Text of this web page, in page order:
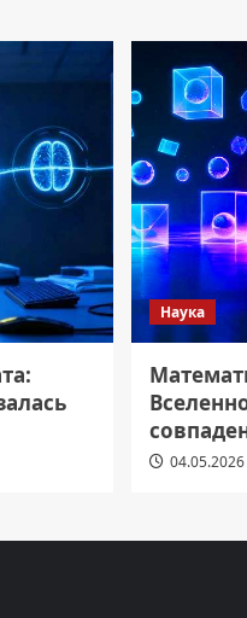
Наука
04.05.2026